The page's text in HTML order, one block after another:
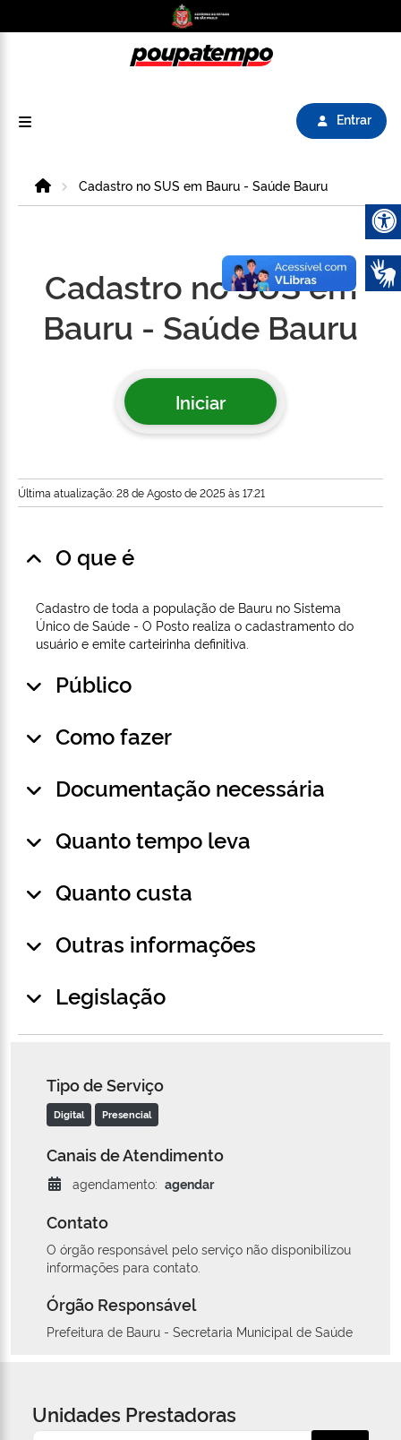
Entrar
HomeCadastro no SUS em Bauru - Saúde Bauru
Cadastro no SUS em
Bauru - Saúde Bauru
Iniciar
Última atualização: 28 de Agosto de 2025 às 17:21
O que é
Cadastro de toda a população de Bauru no Sistema
Único de Saúde - O Posto realiza o cadastramento do
usuário e emite carteirinha definitiva.
Público
Como fazer
Documentação necessária
Quanto tempo leva
Quanto custa
Outras informações
Legislação
Tipo de Serviço
Digital Presencial
Canais de Atendimento
agendamento: agendar
Contato
O órgão responsável pelo serviço não disponibilizou
informações para contato.
Órgão Responsável
Prefeitura de Bauru - Secretaria Municipal de Saúde
Unidades Prestadoras